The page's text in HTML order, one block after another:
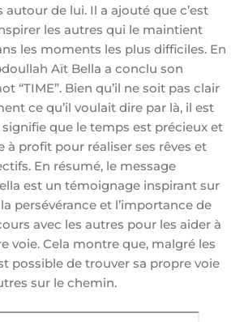
autour de lui. Il a ajouté que c’est
les autres qui le maintient
les moments les plus difficiles. En
Aït Bella a conclu son
“TIME”. Bien qu’il ne soit pas clair
ce qu’il voulait dire par là, il est
que le temps est précieux et
à profit pour réaliser ses rêves et
En résumé, le message
est un témoignage inspirant sur
persévérance et l’importance de
avec les autres pour les aider à
voie. Cela montre que, malgré les
possible de trouver sa propre voie
sur le chemin.